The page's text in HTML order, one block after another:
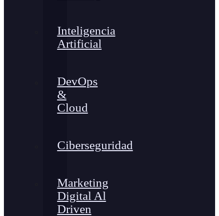
Inteligencia
Artificial
DevOps
&
Cloud
Ciberseguridad
Marketing
Digital Al
Driven